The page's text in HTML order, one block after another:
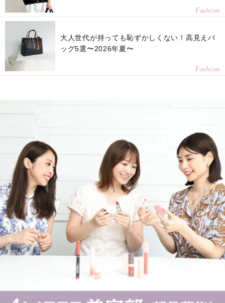
Fashion
大人世代が持っても恥ずかしくない！高見えバ
ッグ5選〜2026年夏〜
Fashion